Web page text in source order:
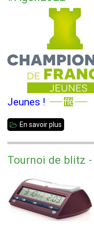
Jeunes !
En savoir plus
Tournoi de blitz